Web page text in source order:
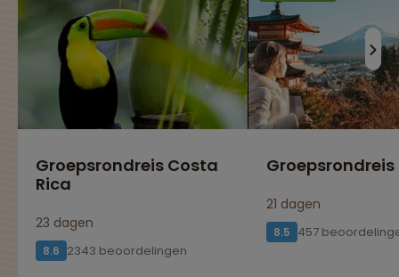
Groepsrondreis Costa
Rica
23 dagen
8.6 2343 beoordelingen
21 dagen
8.5 457